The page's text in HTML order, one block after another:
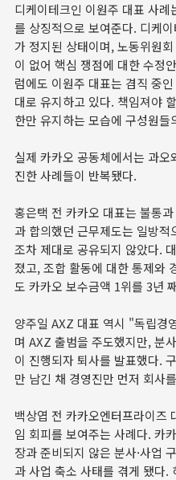
디케이테크인 이원주 대표 사
를 상징적으로 보여준다. 디케
가 정지된 상태이며, 노동위원
이 없어 핵심 쟁점에 대한 수정
럼에도 이원주 대표는 겸직 중
대로 유지하고 있다. 책임져야
한만 유지하는 모습에 구성원
실제 카카오 공동체에서는 과
진한 사례들이 반복됐다.
홍은택 전 카카오 대표는 불통
과 합의했던 근무제도는 일방적
조차 제대로 공유되지 않았다.
졌고, 조합 활동에 대한 통제와
도 카카오 보수금액 1위를 3년
양주일 AXZ 대표 역시 "독립경
며 AXZ 출범을 주도했지만, 분
이 진행되자 퇴사를 발표했다.
만 남긴 채 경영진만 먼저 회사
백상엽 전 카카오엔터프라이즈
임 회피를 보여주는 사례다. 카
장과 준비되지 않은 분사·사업
과 사업 축소 사태를 겪게 됐다.